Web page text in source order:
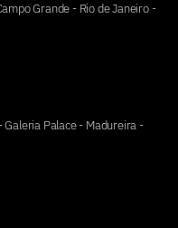
Grande - Rio de Janeiro -
Palace - Madureira -